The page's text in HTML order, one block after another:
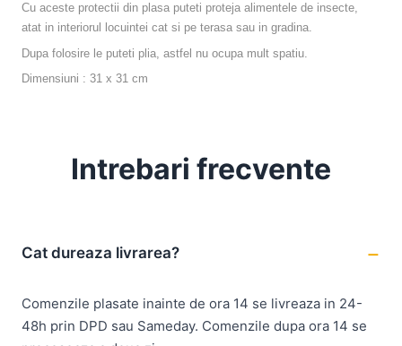
Cu aceste protectii din plasa puteti proteja alimentele de insecte,
atat in interiorul locuintei cat si pe terasa sau in gradina.
Dupa folosire le puteti plia, astfel nu ocupa mult spatiu.
Dimensiuni : 31 x 31 cm
Intrebari frecvente
Cat dureaza livrarea?
Comenzile plasate inainte de ora 14 se livreaza in 24-
48h prin DPD sau Sameday. Comenzile dupa ora 14 se